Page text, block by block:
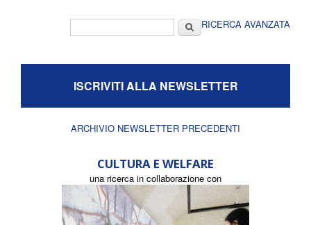
CercaRICERCA AVANZATA
ISCRIVITI ALLA NEWSLETTER
ARCHIVIO NEWSLETTER PRECEDENTI
CULTURA E WELFARE
una ricerca in collaborazione con